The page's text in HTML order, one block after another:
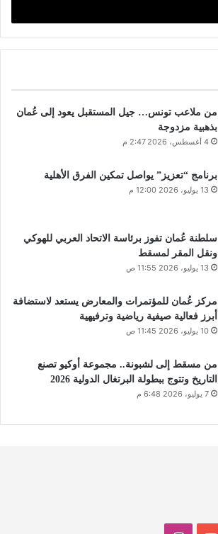
من ملاعب تونس… جيل المستقبل يعود إلى عُمان
بذهبية مزدوجة
4 أغسطس، 2026 2:47 م
برنامج “تعزيز” يواصل تمكين الفرق الأهلية
13 يوليو، 2026 12:00 م
سلطنة عُمان تفوز برئاسة الاتحاد العربي للهوكي
ونقل المقر لمسقط
13 يوليو، 2026 11:55 ص
مركز عُمان للمؤتمرات والمعارض يستعد لاستضافة
أبرز فعالية صيفية رياضية وترفيهية
10 يوليو، 2026 11:45 ص
من مسقط إلى لشبونة.. مجموعة أوكيو تصنع
التاريخ وتتوج ببطولة البرتغال الدولية 2026
7 يوليو، 2026 6:48 م